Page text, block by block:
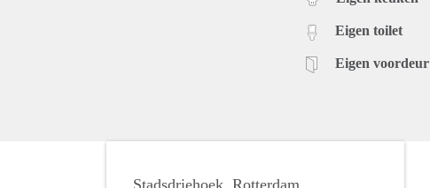
Eigen toilet
Eigen voordeur